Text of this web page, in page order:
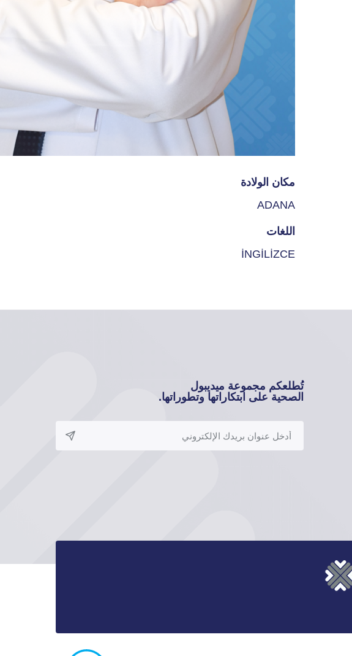
مكان الولادة
ADANA
اللغات
İNGİLİZCE
تُطلعكم مجموعة ميديبول
الصحية على ابتكاراتها وتطوراتها.